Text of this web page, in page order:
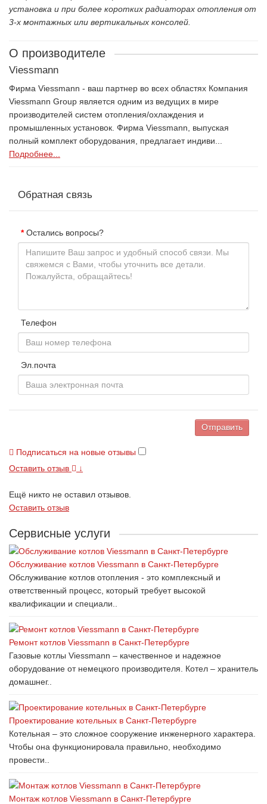
установка и при более коротких радиаторах отопления от
3-х монтажных или вертикальных консолей.
О производителе
Viessmann
Фирма Viessmann - ваш партнер во всех областях Компания
Viessmann Group является одним из ведущих в мире
производителей систем отопления/охлаждения и
промышленных установок. Фирма Viessmann, выпуская
полный комплект оборудования, предлагает индиви...
Подробнее...
Обратная связь
Остались вопросы?
Телефон
Эл.почта
Отправить
Подписаться на новые отзывы
Оставить отзыв
↓
Ещё никто не оставил отзывов.
Оставить отзыв
Сервисные услуги
Обслуживание котлов Viessmann в Санкт-Петербурге
Обслуживание котлов отопления - это комплексный и
ответственный процесс, который требует высокой
квалификации и специали..
Ремонт котлов Viessmann в Санкт-Петербурге
Газовые котлы Viessmann – качественное и надежное
оборудование от немецкого производителя. Котел – хранитель
домашнег..
Проектирование котельных в Санкт-Петербурге
Котельная – это сложное сооружение инженерного характера.
Чтобы она функционировала правильно, необходимо
провести..
Монтаж котлов Viessmann в Санкт-Петербурге